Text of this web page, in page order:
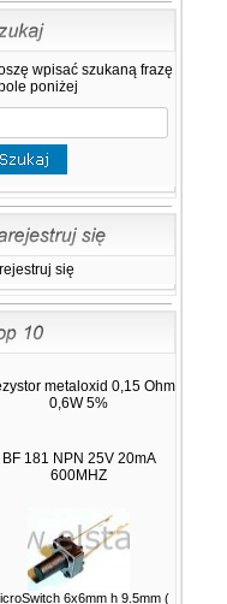
29.00 zł
LED czerwony
139.00
Licznik impulsów,
elektromechaniczny
wpisać szukaną frazę
poniżej
się
metaloxid 0,15 Ohm
0,6W 5%
BF 181 NPN 25V 20mA
600MHZ
6x6mm h 9.5mm (